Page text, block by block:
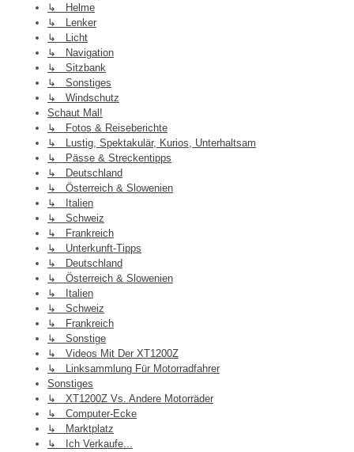
↳ Helme
↳ Lenker
↳ Licht
↳ Navigation
↳ Sitzbank
↳ Sonstiges
↳ Windschutz
Schaut Mal!
↳ Fotos & Reiseberichte
↳ Lustig, Spektakulär, Kurios, Unterhaltsam
↳ Pässe & Streckentipps
↳ Deutschland
↳ Österreich & Slowenien
↳ Italien
↳ Schweiz
↳ Frankreich
↳ Unterkunft-Tipps
↳ Deutschland
↳ Österreich & Slowenien
↳ Italien
↳ Schweiz
↳ Frankreich
↳ Sonstige
↳ Videos Mit Der XT1200Z
↳ Linksammlung Für Motorradfahrer
Sonstiges
↳ XT1200Z Vs. Andere Motorräder
↳ Computer-Ecke
↳ Marktplatz
↳ Ich Verkaufe...